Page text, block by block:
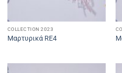
COLLECTION 2023
Μαρτυρικά RE4